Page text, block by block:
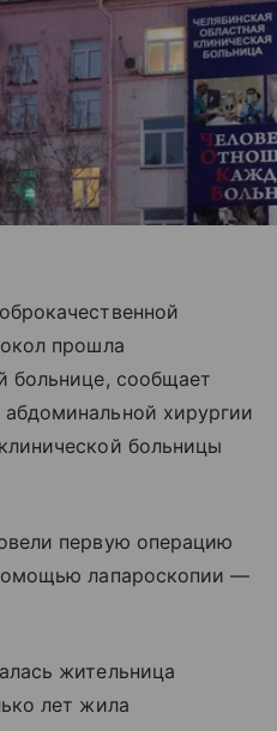
прошла
больнице, сообщает
хирургии
больницы
первую операцию
лапароскопии —
жительница
лет жила